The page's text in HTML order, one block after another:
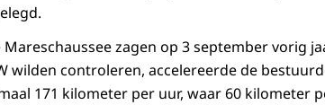
zagen op 3 september vorig
wilden controleren, accelereerde de
171 kilometer per uur, waar 60 kilometer